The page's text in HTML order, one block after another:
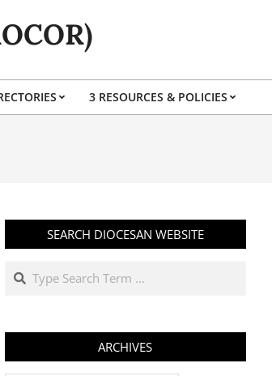
3 RESOURCES & POLICIES
SEARCH DIOCESAN WEBSITE
Search
ARCHIVES